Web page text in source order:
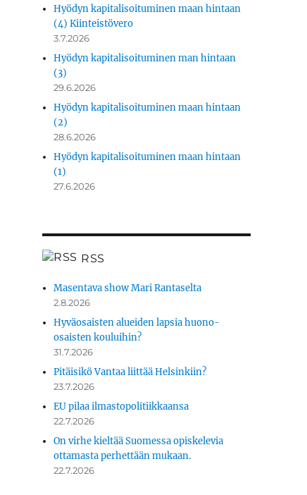
Hyödyn kapitalisoituminen maan hintaan
(4) Kiinteistövero
3.7.2026
Hyödyn kapitalisoituminen man hintaan
(3)
29.6.2026
Hyödyn kapitalisoituminen maan hintaan
(2)
28.6.2026
Hyödyn kapitalisoituminen maan hintaan
(1)
27.6.2026
RSS
Masentava show Mari Rantaselta
2.8.2026
Hyväosaisten alueiden lapsia huono-
osaisten kouluihin?
31.7.2026
Pitäisikö Vantaa liittää Helsinkiin?
23.7.2026
EU pilaa ilmastopolitiikkaansa
22.7.2026
On virhe kieltää Suomessa opiskelevia
ottamasta perhettään mukaan.
22.7.2026